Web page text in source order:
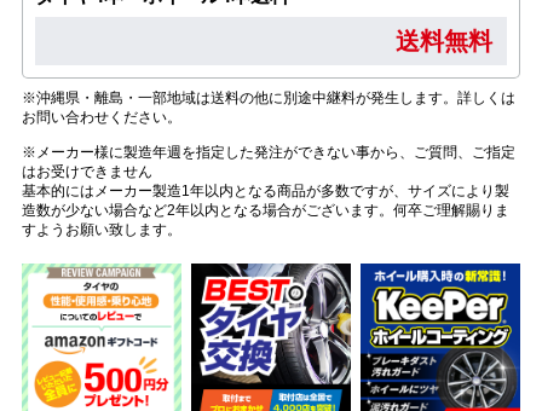
送料無料
※沖縄県・離島・一部地域は送料の他に別途中継料が発生します。詳しくは
お問い合わせください。
※メーカー様に製造年週を指定した発注ができない事から、ご質問、ご指定
はお受けできません
基本的にはメーカー製造1年以内となる商品が多数ですが、サイズにより製
造数が少ない場合など2年以内となる場合がございます。何卒ご理解賜りま
すようお願い致します。